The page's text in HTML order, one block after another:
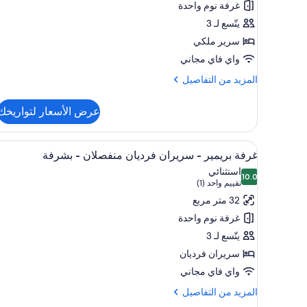
-
سرير
ملكي
غرفة نوم واحدة
يتّسع لـ 3
سرير ملكي
واي فاي مجاني
المزيد من التفاصيل
المزيد
غرفة
بريمير
-
سرير
ملكي
عرض الأسعار
استعراض
جميع
صور
غرفة
بريمير
-
سريران
فرديان
منفصلان
-
ألحفة محشوة بالريش وخزنة
6
غرفة بريمير - سريران فرديان منفصلان - بشرفة
10.010.0 من 10
استثنائي
تقييم واحد (1)
(تقييم
واحد
(1))
32 متر مربع
غرفة نوم واحدة
يتّسع لـ 3
سريران فرديان
واي فاي مجاني
المزيد من التفاصيل
المزيد